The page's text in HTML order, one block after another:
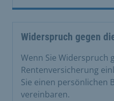
Widerspruch gegen
Wenn Sie Widerspruch
Rentenversicherung
Sie einen persönlichen
vereinbaren.